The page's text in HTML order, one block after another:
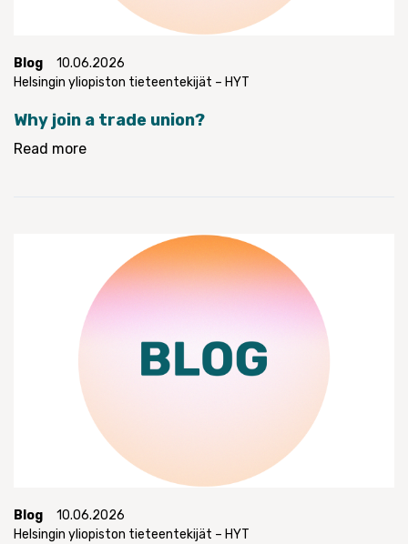
Blog
10.06.2026
Helsingin yliopiston tieteentekijät – HYT
Why join a trade union?
Read more
Blog
10.06.2026
Helsingin yliopiston tieteentekijät – HYT